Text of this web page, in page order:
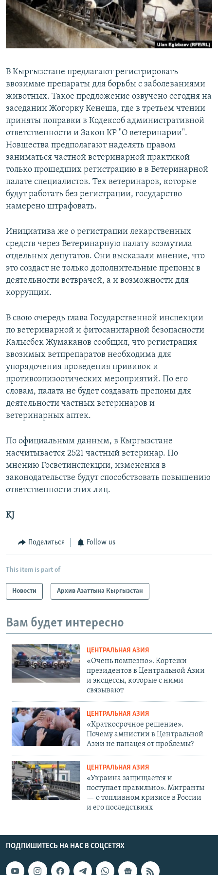
В Кыргызстане предлагают регистрировать
ввозимые препараты для борьбы с заболеваниями
животных. Такое предложение озвучено сегодня на
заседании Жогорку Кенеша, где в третьем чтении
приняты поправки в Кодексоб административной
ответственности и Закон КР "О ветеринарии".
Новшества предполагают наделять правом
заниматься частной ветеринарной практикой
только прошедших регистрацию в в Ветеринарной
палате специалистов. Тех ветеринаров, которые
будут работать без регистрации, государство
намерено штрафовать.
Инициатива же о регистрации лекарственных
средств через Ветеринарную палату возмутила
отдельных депутатов. Они высказали мнение, что
это создаст не только дополнительные препоны в
деятельности ветврачей, а и возможности для
коррупции.
В свою очередь глава Государственной инспекции
по ветеринарной и фитосанитарной безопасности
Калысбек Жумаканов сообщил, что регистрация
ввозимых ветпрепаратов необходима для
упорядочения проведения прививок и
противоэпизоотических мероприятий. По его
словам, палата не будет создавать препоны для
деятельности частных ветеринаров и
ветеринарных аптек.
По официальным данным, в Кыргызстане
насчитывается 2521 частный ветеринар. По
мнению Госветинспекции, изменения в
законодательстве будут способствовать повышению
ответственности этих лиц.
KJ
Поделиться Follow us
This item is part of
Новости Архив Азаттыка Кыргызстан
Вам будет интересно
ЦЕНТРАЛЬНАЯ АЗИЯ
«Очень помпезно». Кортежи
президентов в Центральной Азии
и эксцессы, которые с ними
связывают
ЦЕНТРАЛЬНАЯ АЗИЯ
«Краткосрочное решение».
Почему амнистии в Центральной
Азии не панацея от проблемы?
ЦЕНТРАЛЬНАЯ АЗИЯ
«Украина защищается и
поступает правильно». Мигранты
— о топливном кризисе в России
и его последствиях
ПОДПИШИТЕСЬ НА НАС В СОЦСЕТЯХ